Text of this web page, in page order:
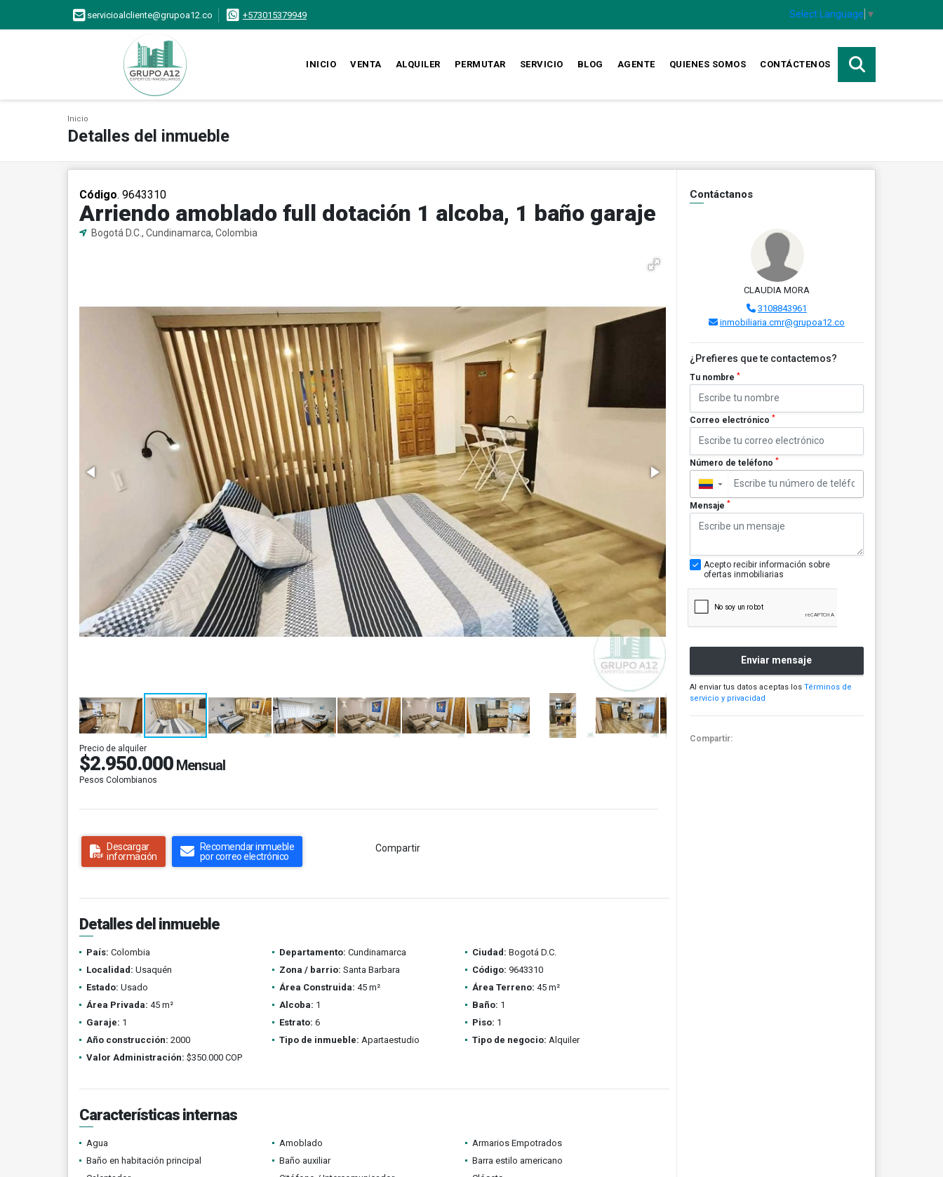
servicioalcliente@grupoa12.co +573015379949 Select Language ▼
INICIO VENTA ALQUILER PERMUTAR SERVICIO BLOG AGENTE QUIENES SOMOS CONTÁCTENOS
Inicio
Detalles del inmueble
Código. 9643310
Arriendo amoblado full dotación 1 alcoba, 1 baño garaje
Bogotá D.C., Cundinamarca, Colombia
Precio de alquiler
$2.950.000 Mensual
Pesos Colombianos
Descargar
información
Recomendar inmueble
por correo electrónico
Compartir
Detalles del inmueble
País: Colombia Departamento: Cundinamarca Ciudad: Bogotá D.C.
Localidad: Usaquén Zona / barrio: Santa Barbara Código: 9643310
Estado: Usado Área Construida: 45 m² Área Terreno: 45 m²
Área Privada: 45 m² Alcoba: 1 Baño: 1
Garaje: 1 Estrato: 6 Piso: 1
Año construcción: 2000 Tipo de inmueble: Apartaestudio Tipo de negocio: Alquiler
Valor Administración: $350.000 COP
Características internas
Agua Amoblado
Armarios Empotrados
Baño en habitación principal
Baño auxiliar
Barra estilo americano
Contáctanos
CLAUDIA MORA
3108843961
inmobiliaria.cmr@grupoa12.co
¿Prefieres que te contactemos?
Tu nombre *
Correo electrónico *
Número de teléfono *
▼
Mensaje *
Acepto recibir información sobre
ofertas inmobiliarias
Enviar mensaje
Al enviar tus datos aceptas los Términos de
servicio y privacidad
Compartir: